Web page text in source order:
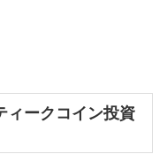
ィークコイン投資